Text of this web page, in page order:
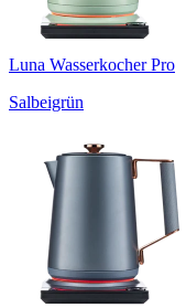
Luna Wasserkocher Pro
Salbeigrün